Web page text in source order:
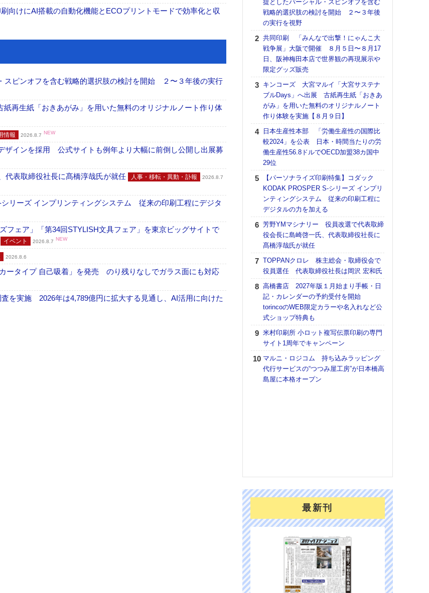
けにAI搭載の自動化機能とECOプリントモードで効率化と収
ピンオフを含む戦略的選択肢の検討を開始 ２〜３年後の実行
生紙「おきあがみ」を用いた無料のオリジナルノート作り体
情報 2026.8.7 NEW
インを採用 公式サイトも例年より大幅に前倒し公開し出展募
表取締役社長に髙橋淳哉氏が就任 人事・移転・異動・訃報
2026.8.7
リーズ インプリンティングシステム 従来の印刷工程にデジタ
ェア」「第34回STYLISH文具フェア」を東京ビッグサイトで
イベント 2026.8.7 NEW
2026.8.6
ータイプ 自己吸着」を発売 のり残りなしでガラス面にも対応
を実施 2026年は4,789億円に拡大する見通し、AI活用に向けた
提としたパーシャル・スピンオフを含む
戦略的選択肢の検討を開始 ２〜３年後
の実行を視野
共同印刷 「みんなで出撃！にゃんこ大
戦争展」大阪で開催 ８月５日〜８月17
日、阪神梅田本店で世界観の再現展示や
限定グッズ販売
キンコーズ 大宮マルイ「大宮サステナ
ブルDays」へ出展 古紙再生紙「おきあ
がみ」を用いた無料のオリジナルノート
作り体験を実施【８月９日】
日本生産性本部 「労働生産性の国際比
較2024」を公表 日本・時間当たりの労
働生産性56.8ドルでOECD加盟38カ国中
29位
【パーソナライズ印刷特集】コダック
KODAK PROSPER S-シリーズ インプリ
ンティングシステム 従来の印刷工程に
デジタルの力を加える
芳野YMマシナリー 役員改選で代表取締
役会長に島崎啓一氏、代表取締役社長に
髙橋淳哉氏が就任
TOPPANクロレ 株主総会・取締役会で
役員選任 代表取締役社長は岡沢 宏和氏
高橋書店 2027年版１月始まり手帳・日
記・カレンダーの予約受付を開始
torincoのWEB限定カラーや名入れなど公
式ショップ特典も
米村印刷所 小ロット複写伝票印刷の専門
サイト1周年でキャンペーン
マルニ・ロジコム 持ち込みラッピング
代行サービスの“つつみ屋工房”が日本橋高
島屋に本格オープン
最新刊